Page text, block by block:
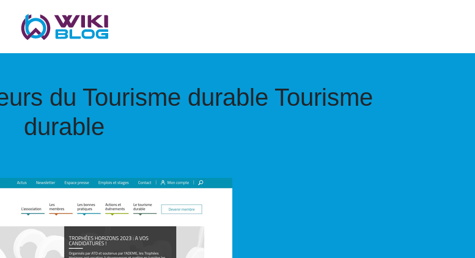
du Tourisme durable Tourisme
durable